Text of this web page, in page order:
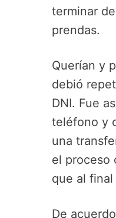
terminar
prendas.
Querían y
debió
DNI. Fue
teléfono y
una
el proceso
que al
De